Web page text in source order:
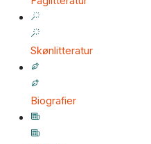
Skønlitteratur
Biografier